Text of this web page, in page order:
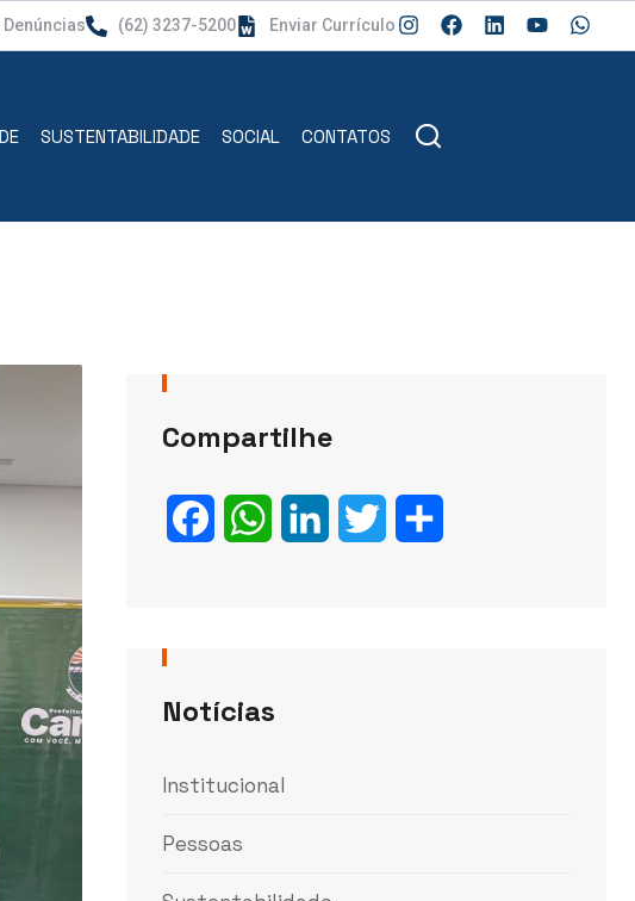
Denúncias (62) 3237-5200 Enviar Currículo
SUSTENTABILIDADE SOCIAL CONTATOS
Compartilhe
FacebookWhatsAppLinkedIn Twitter
Notícias
Institucional
Pessoas